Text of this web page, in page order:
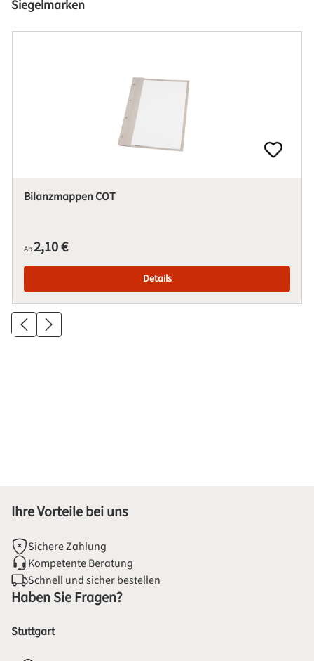
Produktgalerie überspringen
Siegelmarken
Bilanzmappen COT
Regulärer Preis:
Ab2,10 €
Details
Ihre Vorteile bei uns
Sichere Zahlung
Kompetente Beratung
Schnell und sicher bestellen
Haben Sie Fragen?
Stuttgart